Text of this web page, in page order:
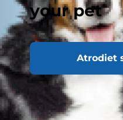
your pet
Atrodiet
Dažu kaķu un suņu
kristāliņi, kas
urīnpūšļa akmeņos.
pamanīšanai